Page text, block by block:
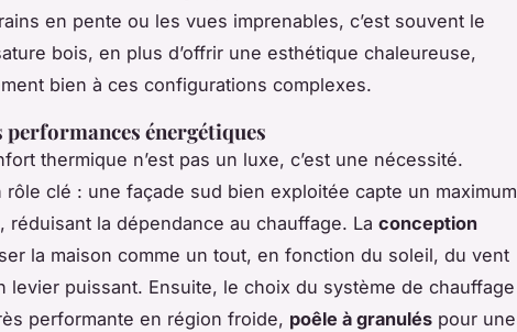
en pente ou les vues imprenables, c’est souvent le
bois, en plus d’offrir une esthétique chaleureuse,
bien à ces configurations complexes.
énergétiques
thermique n’est pas un luxe, c’est une nécessité.
rôle clé : une façade sud bien exploitée capte un maximum
réduisant la dépendance au chauffage. La conception
la maison comme un tout, en fonction du soleil, du vent
levier puissant. Ensuite, le choix du système de chauffage
performante en région froide, poêle à granulés pour une